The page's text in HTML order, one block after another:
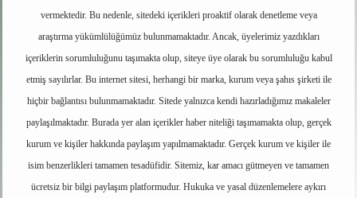
vermektedir. Bu nedenle, sitedeki içerikleri proaktif olarak denetleme veya
araştırma yükümlülüğümüz bulunmamaktadır. Ancak, üyelerimiz yazdıkları
içeriklerin sorumluluğunu taşımakta olup, siteye üye olarak bu sorumluluğu kabul
etmiş sayılırlar. Bu internet sitesi, herhangi bir marka, kurum veya şahıs şirketi ile
hiçbir bağlantısı bulunmamaktadır. Sitede yalnızca kendi hazırladığımız makaleler
paylaşılmaktadır. Burada yer alan içerikler haber niteliği taşımamakta olup, gerçek
kurum ve kişiler hakkında paylaşım yapılmamaktadır. Gerçek kurum ve kişiler ile
isim benzerlikleri tamamen tesadüfidir. Sitemiz, kar amacı gütmeyen ve tamamen
ücretsiz bir bilgi paylaşım platformudur. Hukuka ve yasal düzenlemelere aykırı